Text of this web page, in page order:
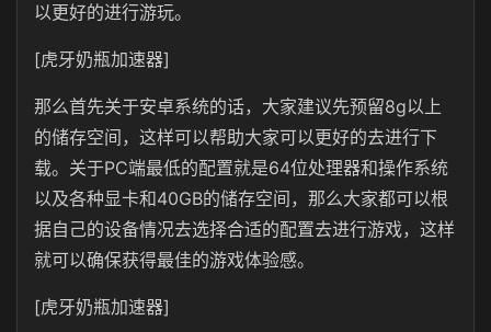
以更好的进行游玩。
[虎牙奶瓶加速器]
那么首先关于安卓系统的话，大家建议先预留8g以上
的储存空间，这样可以帮助大家可以更好的去进行下
载。关于PC端最低的配置就是64位处理器和操作系统
以及各种显卡和40GB的储存空间，那么大家都可以根
据自己的设备情况去选择合适的配置去进行游戏，这样
就可以确保获得最佳的游戏体验感。
[虎牙奶瓶加速器]